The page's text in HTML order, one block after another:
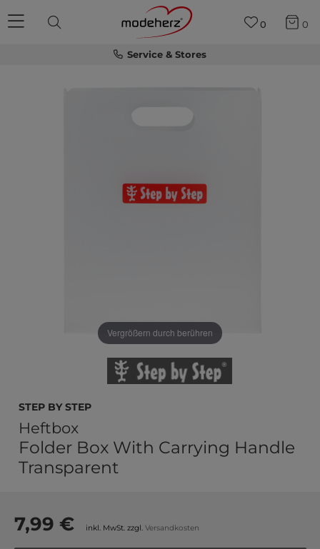
Service & Stores
0 0
Vergrößern durch berühren
Step by Step
Heftbox
Folder Box With Carrying Handle
Transparent
7,99 € inkl. MwSt. zzgl. Versandkosten